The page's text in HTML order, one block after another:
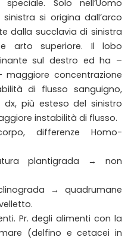
speciale. Solo nell’Uomo
si origina dall’arco
dalla succlavia di sinistra
arto superiore. Il lobo
sul destro ed ha –
concentrazione
di flusso sanguigno,
più esteso del sinistro
instabilità di flusso.
differenze Homo-
plantigrada → non
→ quadrumane
Pr. degli alimenti con la
(delfino e cetacei in